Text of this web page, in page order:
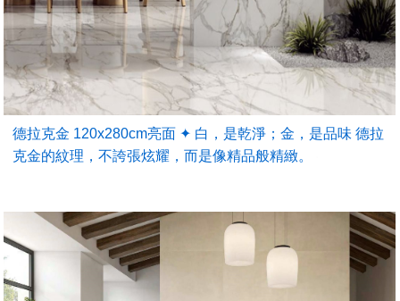
德拉克金 120x280cm亮面 ✦ 白，是乾淨；金，是品味 德拉
克金的紋理，不誇張炫耀，而是像精品般精緻。